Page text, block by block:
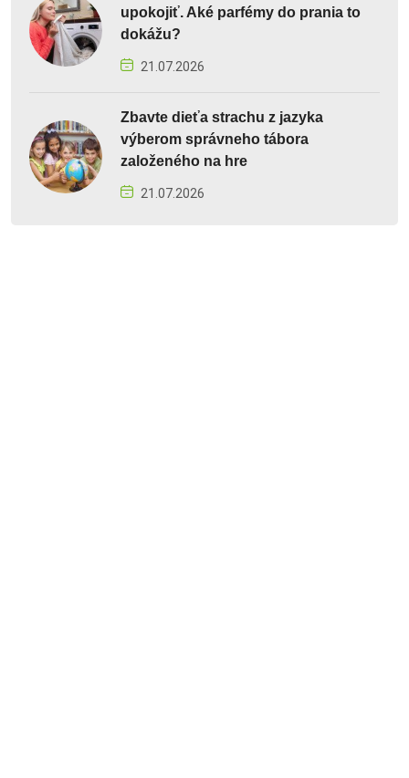
upokojiť. Aké parfémy do prania to
dokážu?
21.07.2026
Zbavte dieťa strachu z jazyka
výberom správneho tábora
založeného na hre
21.07.2026